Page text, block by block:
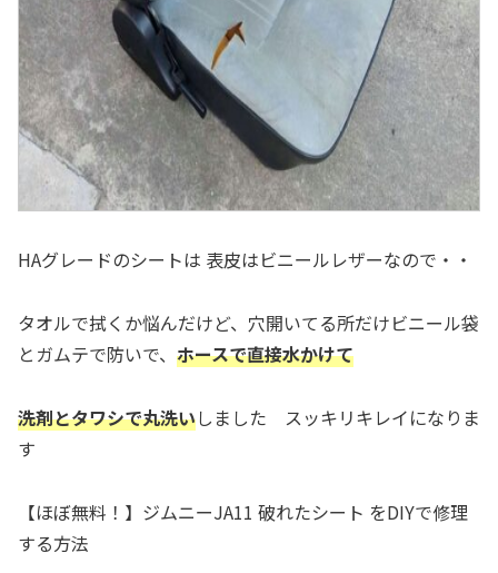
HAグレードのシートは 表皮はビニールレザーなので・・
タオルで拭くか悩んだけど、穴開いてる所だけビニール袋
とガムテで防いで、 ホースで直接水かけて
洗剤とタワシで丸洗いしました スッキリキレイになりま
す
【ほぼ無料！】ジムニーJA11 破れたシート をDIYで修理
する方法